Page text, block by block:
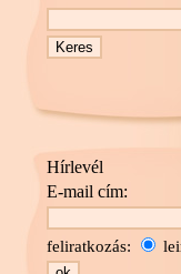
Hírlevél
E-mail cím:
feliratkozás: